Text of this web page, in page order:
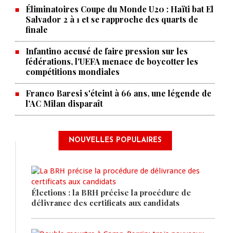
Éliminatoires Coupe du Monde U20 : Haïti bat El
Salvador 2 à 1 et se rapproche des quarts de
finale
Infantino accusé de faire pression sur les
fédérations, l'UEFA menace de boycotter les
compétitions mondiales
Franco Baresi s'éteint à 66 ans, une légende de
l'AC Milan disparaît
NOUVELLES POPULAIRES
Élections : la BRH précise la procédure de
délivrance des certificats aux candidats